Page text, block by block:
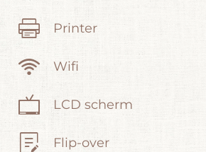
Printer
Wifi
LCD scherm
Flip-over